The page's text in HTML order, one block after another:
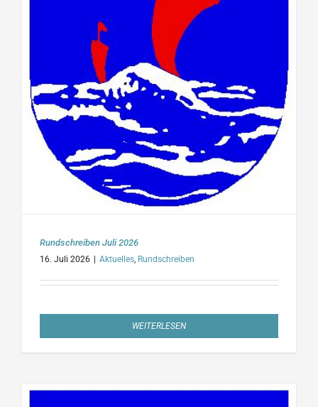
Rundschreiben Juli 2026
16. Juli 2026 Aktuelles, Rundschreiben
WEITERLESEN